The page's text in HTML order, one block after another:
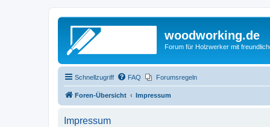
woodworking.de
Forum für Holzwerker mit
Schnellzugriff FAQ Forumsregeln
Foren-Übersicht Impressum
Impressum